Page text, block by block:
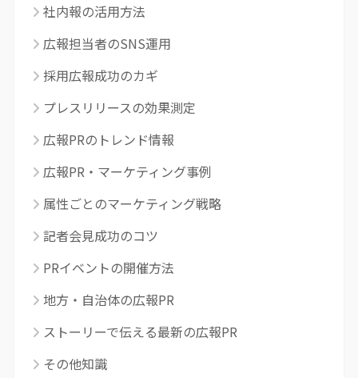
社内報の活用方法
広報担当者のSNS運用
採用広報成功のカギ
プレスリリースの効果測定
広報PRのトレンド情報
広報PR・マーケティング事例
属性ごとのマーケティング戦略
記者会見成功のコツ
PRイベントの開催方法
地方・自治体の広報PR
ストーリーで伝える最新の広報PR
その他知識